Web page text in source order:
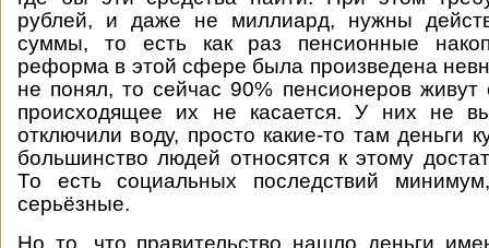
рублей, и даже не миллиард, нужны
суммы, то есть как раз пенсионные
реформа в этой сфере была произведена
не понял, то сейчас 90% пенсионеров
происходящее их не касается. У них не
отключили воду, просто какие-то там деньги
большинство людей относятся к этому
То есть социальных последствий
серьёзные.
Но то, что правительство нашло деньги